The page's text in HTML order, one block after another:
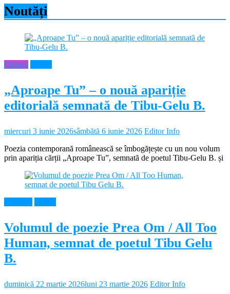
Noutăți
Cultura
„Aproape Tu” – o nouă apariție
editorială semnată de Tibu-Gelu B.
miercuri 3 iunie 2026sâmbătă 6 iunie 2026 Editor Info
Poezia contemporană românească se îmbogățește cu un nou volum
prin apariția cărții „Aproape Tu”, semnată de poetul Tibu-Gelu B. și
Volumul de poezie Prea Om / All Too
Human, semnat de poetul Tibu Gelu
B.
duminică 22 martie 2026luni 23 martie 2026 Editor Info